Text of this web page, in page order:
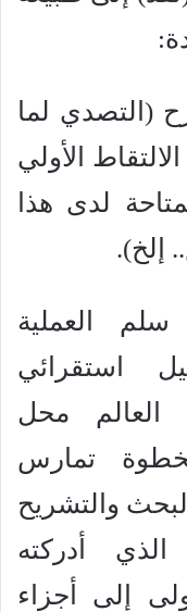
(التصدي لما
الأولي
لدى هذا
إلخ).
العملية
استقرائي
العالم محل
تمارس
والتشريح
أدركته
إلى أجزاء